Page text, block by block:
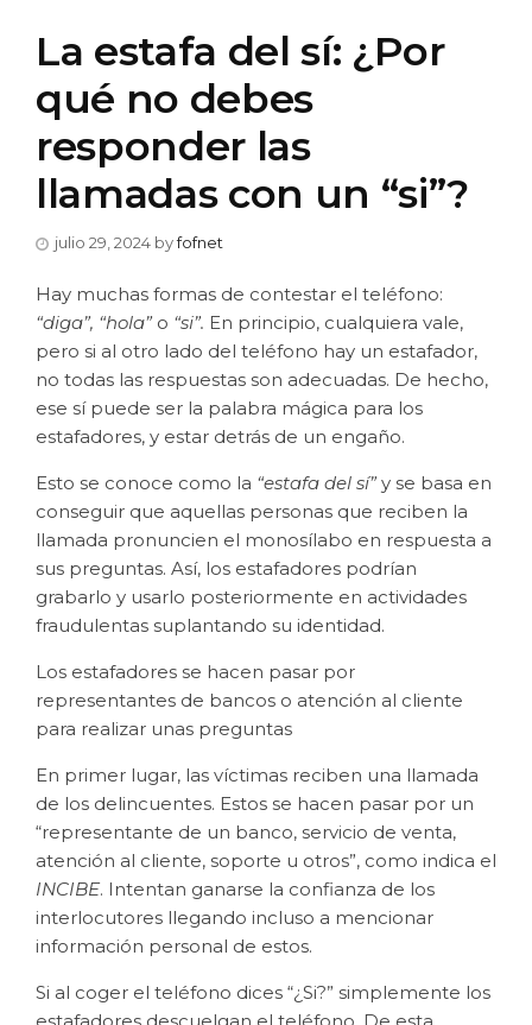
La estafa del sí: ¿Por
qué no debes
responder las
llamadas con un “si”?
julio 29, 2024 byfofnet
Hay muchas formas de contestar el teléfono:
“diga”, “hola” o “si”. En principio, cualquiera vale,
pero si al otro lado del teléfono hay un estafador,
no todas las respuestas son adecuadas. De hecho,
ese sí puede ser la palabra mágica para los
estafadores, y estar detrás de un engaño.
Esto se conoce como la “estafa del sí” y se basa en
conseguir que aquellas personas que reciben la
llamada pronuncien el monosílabo en respuesta a
sus preguntas. Así, los estafadores podrían
grabarlo y usarlo posteriormente en actividades
fraudulentas suplantando su identidad.
Los estafadores se hacen pasar por
representantes de bancos o atención al cliente
para realizar unas preguntas
En primer lugar, las víctimas reciben una llamada
de los delincuentes. Estos se hacen pasar por un
“representante de un banco, servicio de venta,
atención al cliente, soporte u otros”, como indica el
INCIBE. Intentan ganarse la confianza de los
interlocutores llegando incluso a mencionar
información personal de estos.
Si al coger el teléfono dices “¿Si?” simplemente los